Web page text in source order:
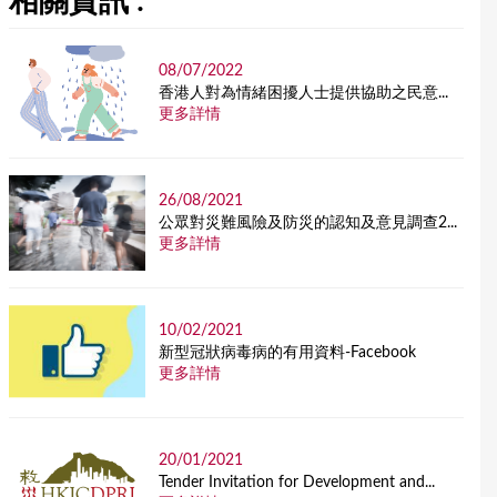
08/07/2022
香港人對為情緒困擾人士提供協助之民意...
更多詳情
26/08/2021
公眾對災難風險及防災的認知及意見調查2...
更多詳情
10/02/2021
新型冠狀病毒病的有用資料-Facebook
更多詳情
20/01/2021
Tender Invitation for Development and...